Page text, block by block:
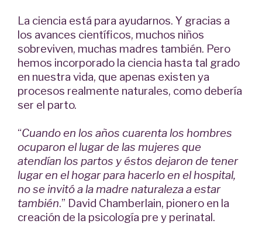
La ciencia está para ayudarnos. Y gracias a
los avances científicos, muchos niños
sobreviven, muchas madres también. Pero
hemos incorporado la ciencia hasta tal grado
en nuestra vida, que apenas existen ya
procesos realmente naturales, como debería
ser el parto.
“Cuando en los años cuarenta los hombres
ocuparon el lugar de las mujeres que
atendían los partos y éstos dejaron de tener
lugar en el hogar para hacerlo en el hospital,
no se invitó a la madre naturaleza a estar
también.” David Chamberlain, pionero en la
creación de la psicología pre y perinatal.